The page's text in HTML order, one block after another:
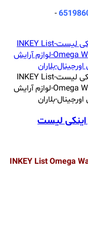
-
اینکی لیست
INKEY List Omega